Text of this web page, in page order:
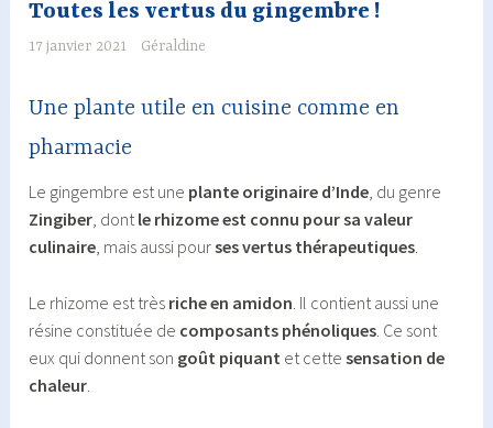
Toutes les vertus du gingembre !
17 janvier 2021 Géraldine
Une plante utile en cuisine comme en
pharmacie
Le gingembre est une plante originaire d’Inde, du genre
Zingiber, dontle rhizome est connu pour sa valeur
culinaire, mais aussi pourses vertus thérapeutiques.
Le rhizome est très riche en amidon . Il contient aussi une
résine constituée de composants phénoliques . Ce sont
eux qui donnent son goût piquant et cettesensation de
chaleur